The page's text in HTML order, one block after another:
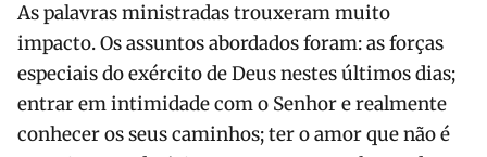
As palavras ministradas trouxeram muito
impacto. Os assuntos abordados foram: as forças
especiais do exército de Deus nestes últimos dias;
entrar em intimidade com o Senhor e realmente
conhecer os seus caminhos; ter o amor que não é